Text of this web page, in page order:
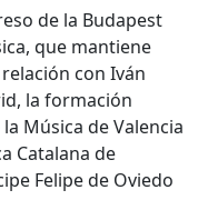
de la Budapest
que mantiene
con Iván
la formación
Música de Valencia
Catalana de
Felipe de Oviedo